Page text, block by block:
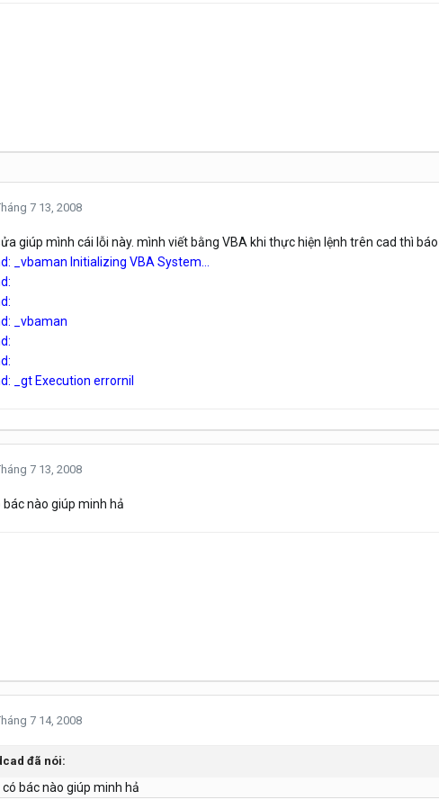
7 13, 2008
giúp mình cái lỗi này. mình viết bằng VBA khi thực hiện lệnh trên cad thì
_vbaman Initializing VBA System...
_vbaman
_gt Execution errornil
7 13, 2008
bác nào giúp minh hả
7 14, 2008
đã nói:
có bác nào giúp minh hả